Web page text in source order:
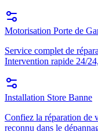
Motorisation Porte de
Service complet de
Intervention rapide 24/
Installation Store Banne
Confiez la réparation de
reconnu dans le